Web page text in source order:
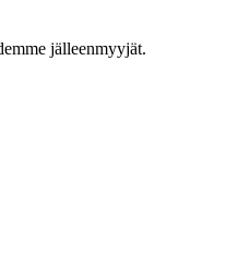
jälleenmyyjät.